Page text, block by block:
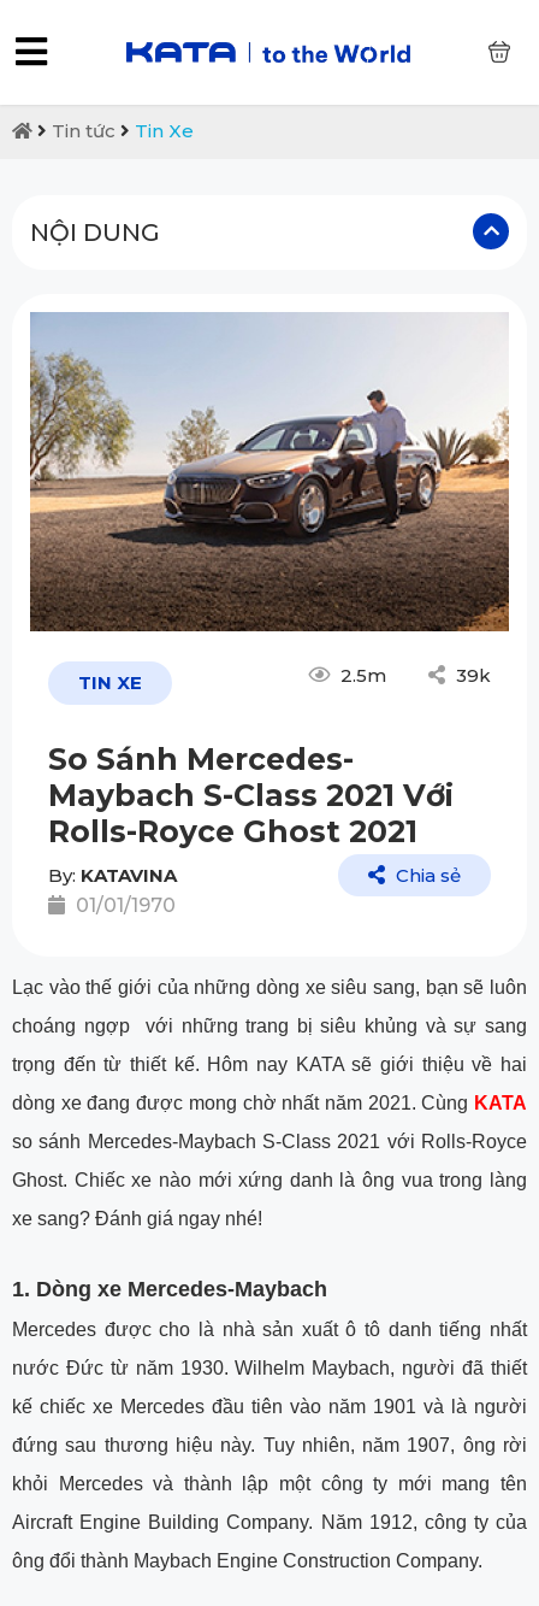
Tin tức Tin Xe
NỘI DUNG
TIN XE 2.5m 39k
So Sánh Mercedes-
Maybach S-Class 2021 Với
Rolls-Royce Ghost 2021
By: KATAVINA
01/01/1970
Chia sẻ
Lạc vào thế giới của những dòng xe siêu sang, bạn sẽ luôn
choáng ngợp
với những trang bị siêu khủng và sự sang
trọng đến từ thiết kế. Hôm nay KATA sẽ giới thiệu về hai
dòng xe đang được mong chờ nhất năm 2021. Cùng KATA
so sánh Mercedes-Maybach S-Class 2021 với Rolls-Royce
Ghost. Chiếc xe nào mới xứng danh là ông vua trong làng
xe sang? Đánh giá ngay nhé!
1. Dòng xe Mercedes-Maybach
Mercedes được cho là nhà sản xuất ô tô danh tiếng nhất
nước Đức từ năm 1930. Wilhelm Maybach, người đã thiết
kế chiếc xe Mercedes đầu tiên vào năm 1901 và là người
đứng sau thương hiệu này. Tuy nhiên, năm 1907, ông rời
khỏi Mercedes và thành lập một công ty mới mang tên
Aircraft Engine Building Company. Năm 1912, công ty của
ông đổi thành Maybach Engine Construction Company.